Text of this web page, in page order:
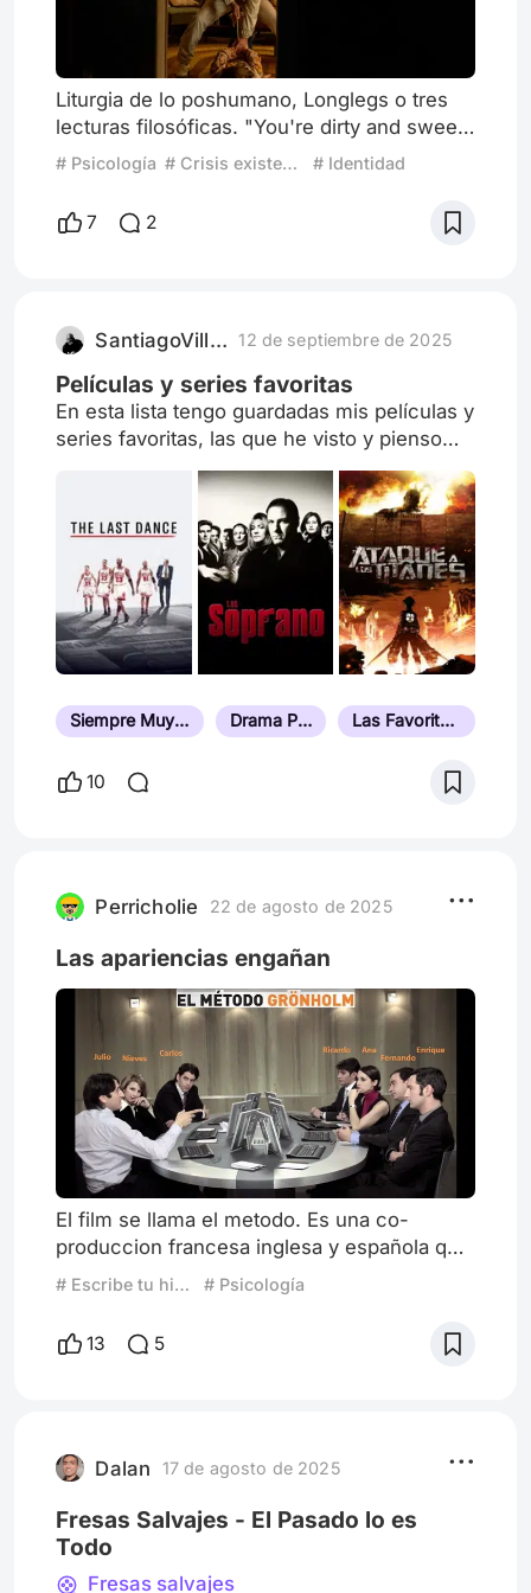
Liturgia de lo poshumano, Longlegs o tres
lecturas filosóficas. "You're dirty and sweet,
clad in black, don't look back And I love you
You're dirty and sweet, oh yeah You dance
when you walk so let's dance, take a
chance, understand me You're dirty sweet
Longlegs como si se trata
# Psicología # Crisis existencial # Identidad
7 2
SantiagoVillaNBA 12 de septiembre de 2025
Películas y series favoritas
En esta lista tengo guardadas mis películas y
series favoritas, las que he visto y pienso
que son de las mejores.
Siempre Muy Bien Valorada Drama Psicológico Las Favoritas del Público
10
Perricholie 22 de agosto de 2025
Las apariencias engañan
El film se llama el metodo. Es una co-
produccion francesa inglesa y española que
salio en cartelera en 2005 y que yo vi en
esa fecha en Paris en el cine latina con una
amiga franco portuguesa con la cual
siempre ibamos al cine latina y otros cines
multinacionales escogidos no simple
# Escribe tu historia: tu propio reboot # Psicología
13 5
Dalan 17 de agosto de 2025
Fresas Salvajes - El Pasado lo es
Todo
Fresas salvajes